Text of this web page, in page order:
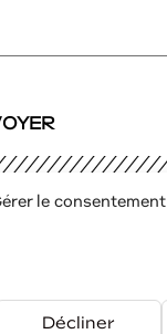
le consentement
Décliner